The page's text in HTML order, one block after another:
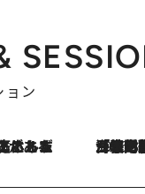
ョン
「住宅建てられない…」「サーチャージ料の高値が続いている」ホルム